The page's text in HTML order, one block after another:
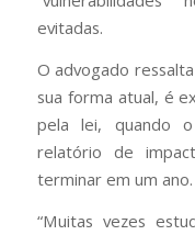
evitadas.
O advogado
sua forma atual, é
pela lei, quando
relatório de
terminar em um
“Muitas vezes